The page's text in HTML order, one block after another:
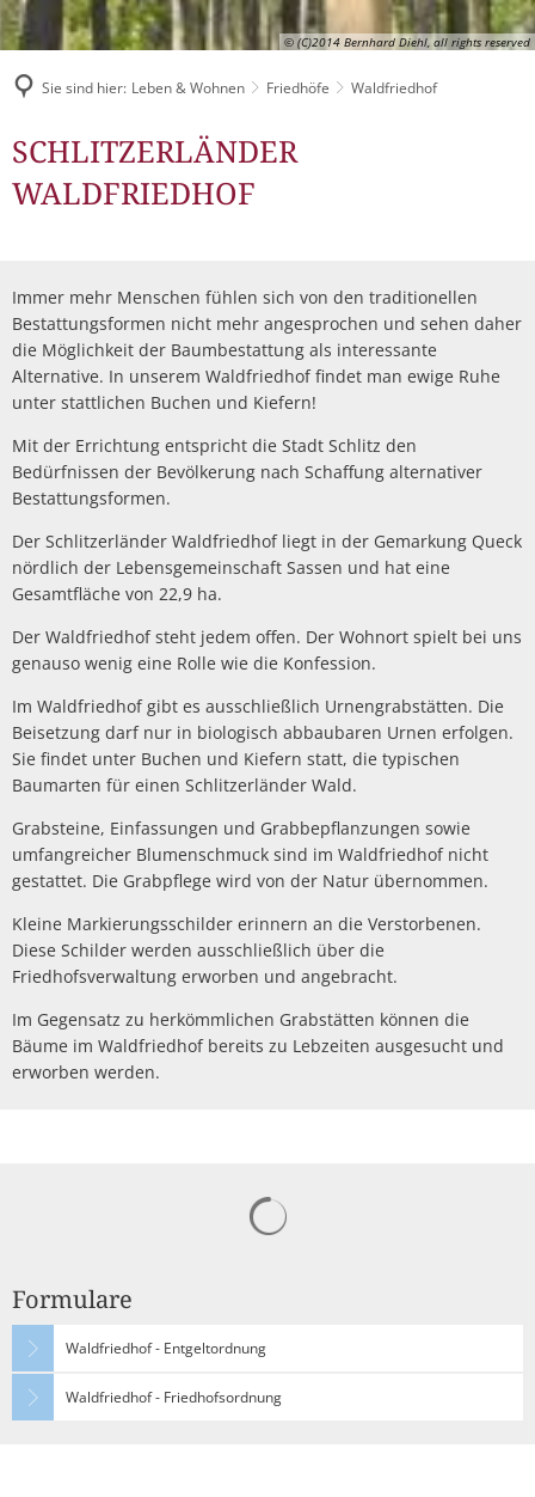
Bürgerhaus
Konzertsaal LMAH
Müllabfuhr
Schlitzer Geschichten© (C)2014 Bernhard Diehl, all rights reserved
Sie sind hier: Leben & Wohnen Friedhöfe Waldfriedhof
Waldfriedhof
SCHLITZERLÄNDER
WALDFRIEDHOF
Immer mehr Menschen fühlen sich von den traditionellen
Bestattungsformen nicht mehr angesprochen und sehen daher
die Möglichkeit der Baumbestattung als interessante
Alternative. In unserem Waldfriedhof findet man ewige Ruhe
unter stattlichen Buchen und Kiefern!
Mit der Errichtung entspricht die Stadt Schlitz den
Bedürfnissen der Bevölkerung nach Schaffung alternativer
Bestattungsformen.
Der Schlitzerländer Waldfriedhof liegt in der Gemarkung Queck
nördlich der Lebensgemeinschaft Sassen und hat eine
Gesamtfläche von 22,9 ha.
Der Waldfriedhof steht jedem offen. Der Wohnort spielt bei uns
genauso wenig eine Rolle wie die Konfession.
Im Waldfriedhof gibt es ausschließlich Urnengrabstätten. Die
Beisetzung darf nur in biologisch abbaubaren Urnen erfolgen.
Sie findet unter Buchen und Kiefern statt, die typischen
Baumarten für einen Schlitzerländer Wald.
Grabsteine, Einfassungen und Grabbepflanzungen sowie
umfangreicher Blumenschmuck sind im Waldfriedhof nicht
gestattet. Die Grabpflege wird von der Natur übernommen.
Kleine Markierungsschilder erinnern an die Verstorbenen.
Diese Schilder werden ausschließlich über die
Friedhofsverwaltung erworben und angebracht.
Im Gegensatz zu herkömmlichen Grabstätten können die
Bäume im Waldfriedhof bereits zu Lebzeiten ausgesucht und
erworben werden.
Formulare
Waldfriedhof - Entgeltordnung
Waldfriedhof - Friedhofsordnung